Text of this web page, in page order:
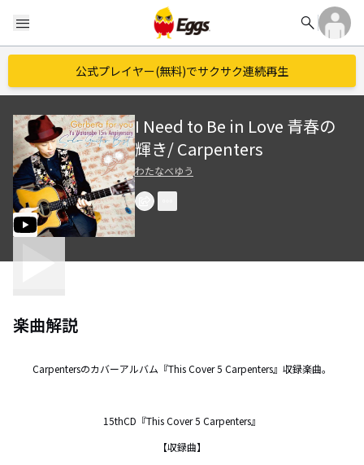
menu search
公式プレイヤー(無料)でサクサク連続再生
I Need to Be in Love 青春の
輝き/ Carpenters
わたなべゆう
楽曲解説
Carpentersのカバーアルバム『This Cover 5 Carpenters』収録楽曲。
15thCD『This Cover 5 Carpenters』
【収録曲】